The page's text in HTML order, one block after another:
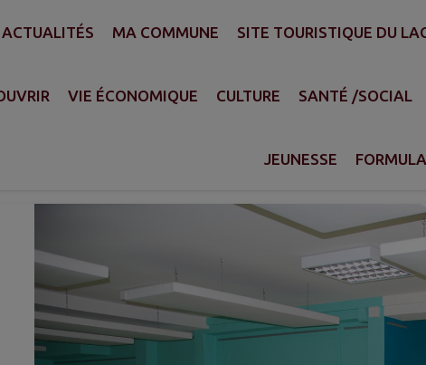
Pied de page
ACTUALITÉS MA COMMUNE SITE TOURISTIQUE DU
VIE ÉCONOMIQUE CULTURE SANTÉ /SOCIAL
JEUNESSE
> LE CENTRE DE LOISIRS
Accueil de